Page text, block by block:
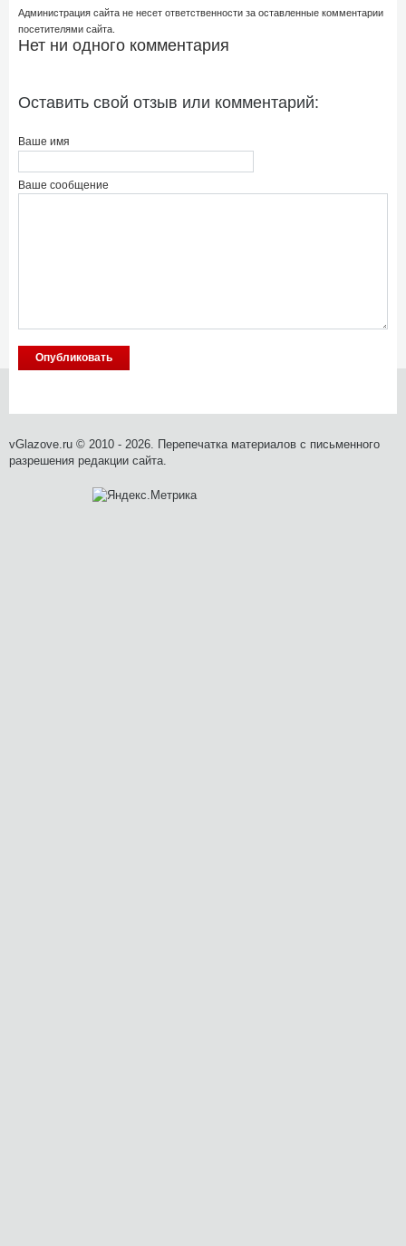
Администрация сайта не несет ответственности за оставленные комментарии
посетителями сайта.
Нет ни одного комментария
Оставить свой отзыв или комментарий:
Ваше имя
Ваше сообщение
vGlazove.ru © 2010 - 2026. Перепечатка материалов с письменного
разрешения редакции сайта.